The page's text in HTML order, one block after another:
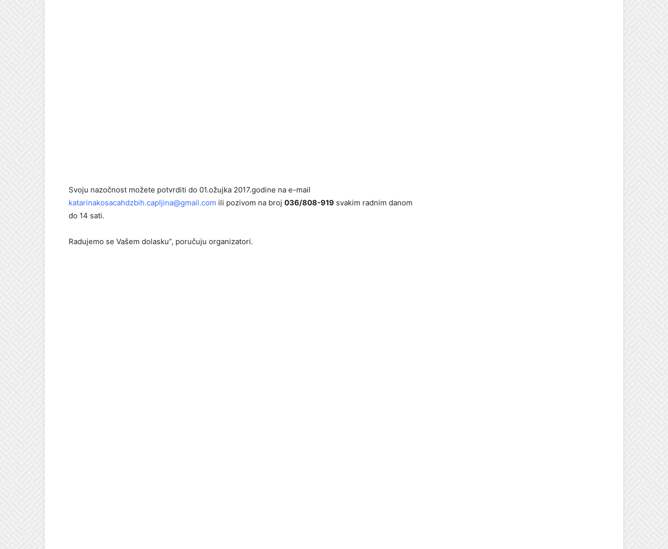
Svoju nazočnost možete potvrditi do 01.ožujka 2017.godine na e-mail
katarinakosacahdzbih.capljina@gmail.com ili pozivom na broj 036/808-919 svakim radnim danom
do 14 sati.
Radujemo se Vašem dolasku”, poručuju organizatori.